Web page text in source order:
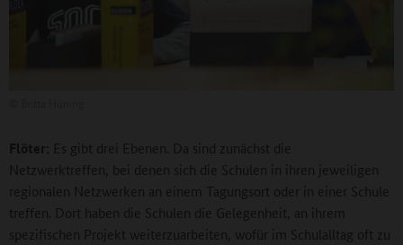
Flöter: Es gibt drei Ebenen. Da sind zunächst die
Netzwerktreffen, bei denen sich die Schulen in ihren jeweiligen
regionalen Netzwerken an einem Tagungsort oder in einer Schule
treffen. Dort haben die Schulen die Gelegenheit, an ihrem
spezifischen Projekt weiterzuarbeiten, wofür im Schulalltag oft zu